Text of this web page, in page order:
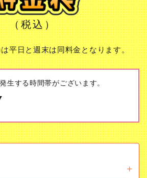
（税込）
平日と週末は同料金となります。
生する時間帯がございます。